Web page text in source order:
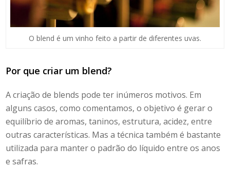
O blend é um vinho feito a partir de diferentes uvas.
Por que criar um blend?
A criação de blends pode ter inúmeros motivos. Em
alguns casos, como comentamos, o objetivo é gerar o
equilíbrio de aromas, taninos, estrutura, acidez, entre
outras características. Mas a técnica também é bastante
utilizada para manter o padrão do líquido entre os anos
e safras.